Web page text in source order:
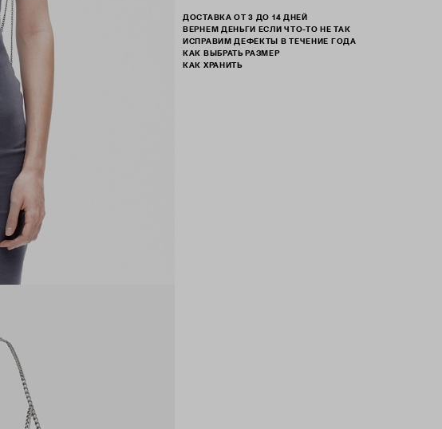
ДОСТАВКА ОТ 3 ДО 14 ДНЕЙ
ВЕРНЕМ ДЕНЬГИ ЕСЛИ ЧТО-ТО НЕ ТАК
ИСПРАВИМ ДЕФЕКТЫ В ТЕЧЕНИЕ ГОДА
КАК ВЫБРАТЬ РАЗМЕР
КАК ХРАНИТЬ